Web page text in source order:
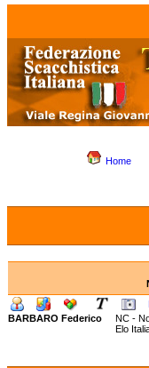
Home
BARBARO Federico
NC -
Elo